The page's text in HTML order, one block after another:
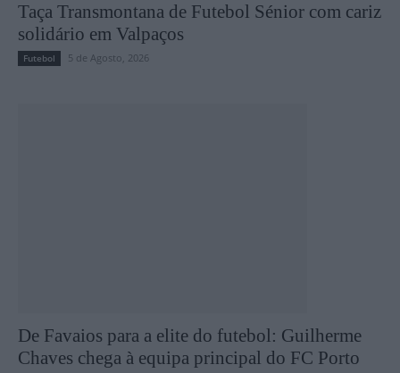
Taça Transmontana de Futebol Sénior com cariz
solidário em Valpaços
Futebol 5 de Agosto, 2026
De Favaios para a elite do futebol: Guilherme
Chaves chega à equipa principal do FC Porto